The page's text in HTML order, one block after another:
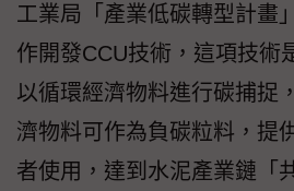
工業局「產業低碳轉型計畫
作開發CCU技術，這項技術
以循環經濟物料進行碳捕捉
濟物料可作為負碳粒料，提
者使用，達到水泥產業鏈「